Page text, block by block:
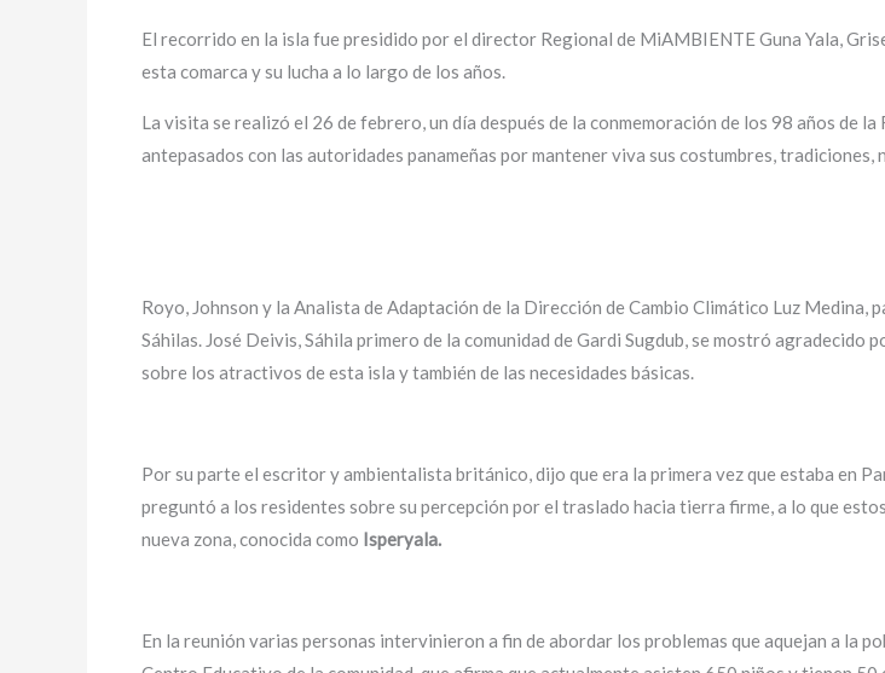
El recorrido en la isla fue presidido por el director Regional de MiAMBIENTE Guna Yala,
esta comarca y su lucha a lo largo de los años.
La visita se realizó el 26 de febrero, un día después de la conmemoración de los 98 años de
antepasados con las autoridades panameñas por mantener viva sus costumbres,
Royo, Johnson y la Analista de Adaptación de la Dirección de Cambio Climático Luz
Sáhilas. José Deivis, Sáhila primero de la comunidad de Gardi Sugdub, se mostró
sobre los atractivos de esta isla y también de las necesidades básicas.
Por su parte el escritor y ambientalista británico, dijo que era la primera vez que estaba en
preguntó a los residentes sobre su percepción por el traslado hacia tierra firme, a lo que
nueva zona, conocida como Isperyala.
En la reunión varias personas intervinieron a fin de abordar los problemas que aquejan a la